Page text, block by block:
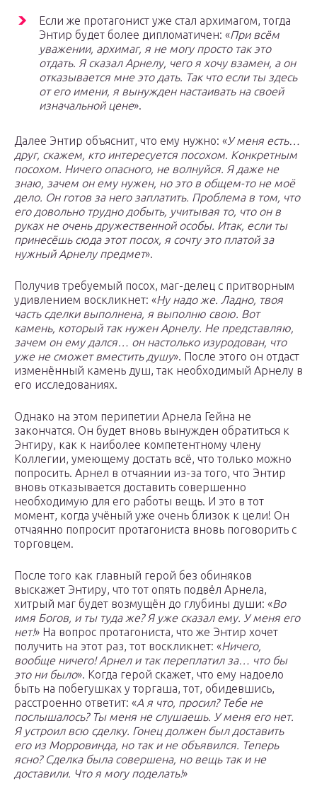
Если же протагонист уже стал архимагом, тогда
Энтир будет более дипломатичен: «При всём
уважении, архимаг, я не могу просто так это
отдать. Я сказал Арнелу, чего я хочу взамен, а он
отказывается мне это дать. Так что если ты здесь
от его имени, я вынужден настаивать на своей
изначальной цене».
Далее Энтир объяснит, что ему нужно: «У меня есть…
друг, скажем, кто интересуется посохом. Конкретным
посохом. Ничего опасного, не волнуйся. Я даже не
знаю, зачем он ему нужен, но это в общем-то не моё
дело. Он готов за него заплатить. Проблема в том, что
его довольно трудно добыть, учитывая то, что он в
руках не очень дружественной особы. Итак, если ты
принесёшь сюда этот посох, я сочту это платой за
нужный Арнелу предмет».
Получив требуемый посох, маг-делец с притворным
удивлением воскликнет: «Ну надо же. Ладно, твоя
часть сделки выполнена, я выполню свою. Вот
камень, который так нужен Арнелу. Не представляю,
зачем он ему дался… он настолько изуродован, что
уже не сможет вместить душу». После этого он отдаст
изменённый камень душ, так необходимый Арнелу в
его исследованиях.
Однако на этом перипетии Арнела Гейна не
закончатся. Он будет вновь вынужден обратиться к
Энтиру, как к наиболее компетентному члену
Коллегии, умеющему достать всё, что только можно
попросить. Арнел в отчаянии из-за того, что Энтир
вновь отказывается доставить совершенно
необходимую для его работы вещь. И это в тот
момент, когда учёный уже очень близок к цели! Он
отчаянно попросит протагониста вновь поговорить с
торговцем.
После того как главный герой без обиняков
выскажет Энтиру, что тот опять подвёл Арнела,
хитрый маг будет возмущён до глубины души: «Во
имя Богов, и ты туда же? Я уже сказал ему. У меня его
нет!» На вопрос протагониста, что же Энтир хочет
получить на этот раз, тот воскликнет: «Ничего,
вообще ничего! Арнел и так переплатил за… что бы
это ни было». Когда герой скажет, что ему надоело
быть на побегушках у торгаша, тот, обидевшись,
расстроенно ответит: «А я что, просил? Тебе не
послышалось? Ты меня не слушаешь. У меня его нет.
Я устроил всю сделку. Гонец должен был доставить
его из Морровинда, но так и не объявился. Теперь
ясно? Сделка была совершена, но вещь так и не
доставили. Что я могу поделать!»